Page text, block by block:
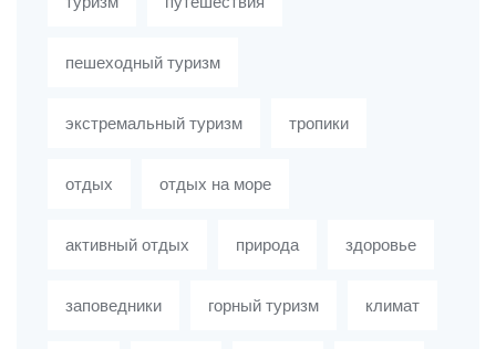
пешеходный туризм
экстремальный туризм тропики
отдых отдых на море
активный отдых природа здоровье
заповедники горный туризм климат